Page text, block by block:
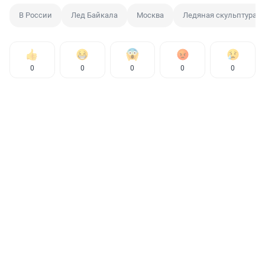
В России Лед Байкала Москва Ледяная скульптура
0 0 0 0 0